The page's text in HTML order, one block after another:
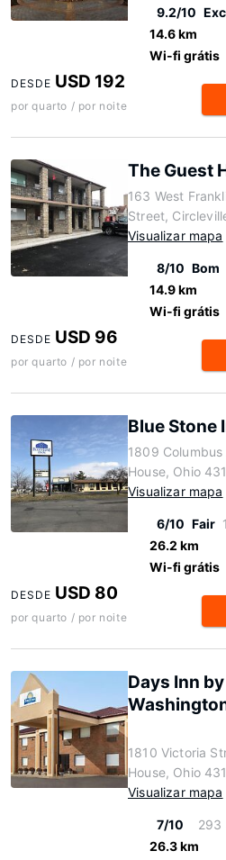
9.2/10
14.6 km
Wi-fi grátis
DESDE USD 192
por quarto / por noite
The Guest
163 West
Street,
Visualizar mapa
8/10 Bom
14.9 km
Wi-fi grátis
DESDE USD 96
por quarto / por noite
Blue Stone
1809
House, Ohio
Visualizar mapa
6/10 Fair
26.2 km
Wi-fi grátis
DESDE USD 80
por quarto / por noite
Days Inn
1810 Victoria
House, Ohio
Visualizar mapa
7/10
293
26.3 km